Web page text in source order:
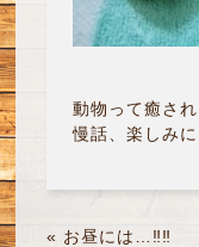
動物って癒さ
慢話、楽しみ
« お昼には…‼︎‼︎